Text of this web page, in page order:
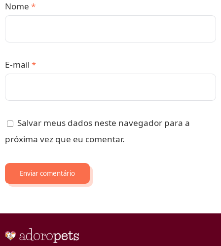
Nome *
E-mail *
Salvar meus dados neste navegador para a
próxima vez que eu comentar.